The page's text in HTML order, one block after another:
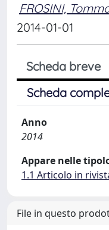
FROSINI,
2014-01-01
Scheda breve
Scheda
Anno
2014
Appare nelle
1.1 Articolo in
File in questo